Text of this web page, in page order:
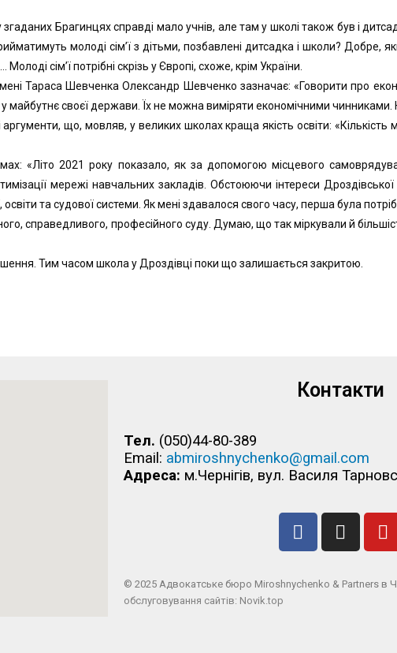
Брагинцях справді мало учнів, але там у школі також був і
молоді сім’ї з дітьми, позбавлені дитсадка і школи? Добре,
сім’ї потрібні скрізь у Європі, схоже, крім України.
імені Тараса Шевченка Олександр Шевченко зазначає: «Говорити про
у майбутнє своєї держави. Їх не можна виміряти економічними чинниками.
що, мовляв, у великих школах краща якість освіти: «Кількість
«Літо 2021 року показало, як за допомогою місцевого
мережі навчальних закладів. Обстоюючи інтереси
та судової системи. Як мені здавалося свого часу, перша була
справедливого, професійного суду. Думаю, що так міркували й
Тим часом школа у Дроздівці поки що залишається закритою.
Контакти
Тел. (050)44-80-389
Email: abmiroshnychenko@gmail.com
Адреса: м.Чернігів, вул. Василя
© 2025 Адвокатське бюро Miroshnychenko & Partners в
обслуговування сайтів: Novik.top